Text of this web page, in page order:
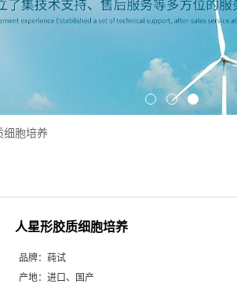
细胞培养
人星形胶质细胞培养
品牌： 莼试
产地： 进口、国产